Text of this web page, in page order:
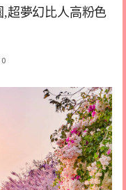
超夢幻比人高粉色
0